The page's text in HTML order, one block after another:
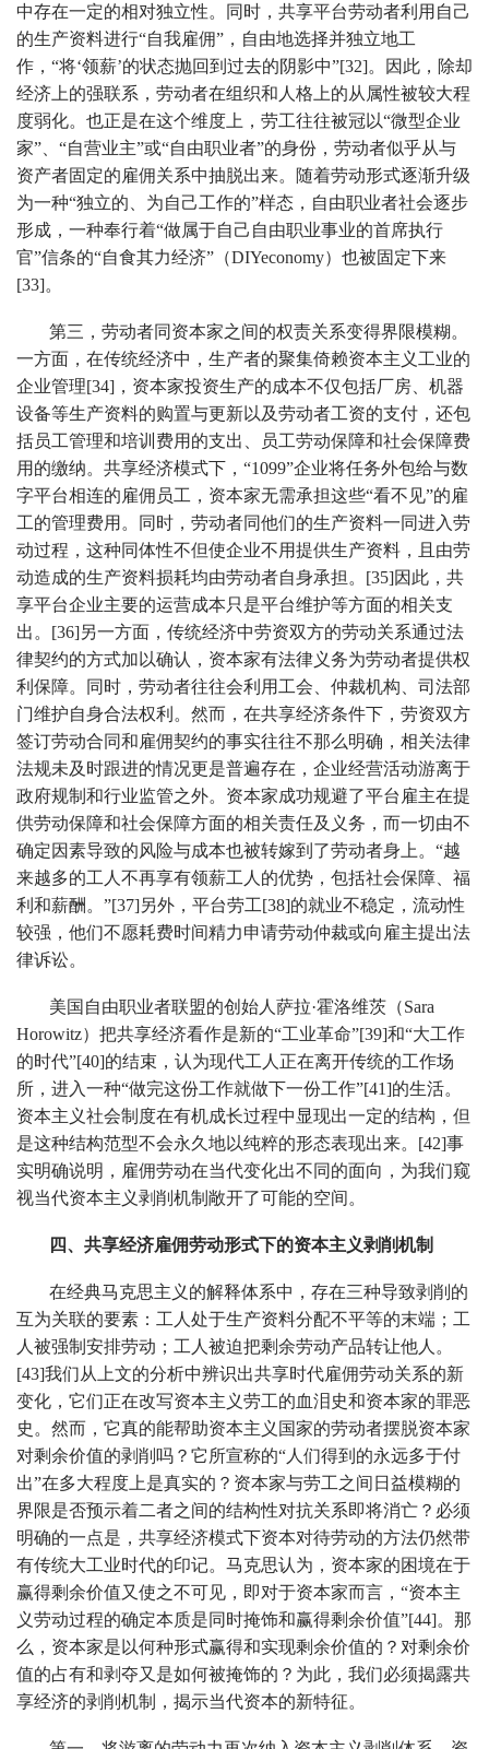
中存在一定的相对独立性。同时，共享平台劳动者利用自己
的生产资料进行“自我雇佣”，自由地选择并独立地工
作，“将‘领薪’的状态抛回到过去的阴影中”[32]。因此，除却
经济上的强联系，劳动者在组织和人格上的从属性被较大程
度弱化。也正是在这个维度上，劳工往往被冠以“微型企业
家”、“自营业主”或“自由职业者”的身份，劳动者似乎从与
资产者固定的雇佣关系中抽脱出来。随着劳动形式逐渐升级
为一种“独立的、为自己工作的”样态，自由职业者社会逐步
形成，一种奉行着“做属于自己自由职业事业的首席执行
官”信条的“自食其力经济”（DIYeconomy）也被固定下来
[33]。
第三，劳动者同资本家之间的权责关系变得界限模糊。
一方面，在传统经济中，生产者的聚集倚赖资本主义工业的
企业管理[34]，资本家投资生产的成本不仅包括厂房、机器
设备等生产资料的购置与更新以及劳动者工资的支付，还包
括员工管理和培训费用的支出、员工劳动保障和社会保障费
用的缴纳。共享经济模式下，“1099”企业将任务外包给与数
字平台相连的雇佣员工，资本家无需承担这些“看不见”的雇
工的管理费用。同时，劳动者同他们的生产资料一同进入劳
动过程，这种同体性不但使企业不用提供生产资料，且由劳
动造成的生产资料损耗均由劳动者自身承担。[35]因此，共
享平台企业主要的运营成本只是平台维护等方面的相关支
出。[36]另一方面，传统经济中劳资双方的劳动关系通过法
律契约的方式加以确认，资本家有法律义务为劳动者提供权
利保障。同时，劳动者往往会利用工会、仲裁机构、司法部
门维护自身合法权利。然而，在共享经济条件下，劳资双方
签订劳动合同和雇佣契约的事实往往不那么明确，相关法律
法规未及时跟进的情况更是普遍存在，企业经营活动游离于
政府规制和行业监管之外。资本家成功规避了平台雇主在提
供劳动保障和社会保障方面的相关责任及义务，而一切由不
确定因素导致的风险与成本也被转嫁到了劳动者身上。“越
来越多的工人不再享有领薪工人的优势，包括社会保障、福
利和薪酬。”[37]另外，平台劳工[38]的就业不稳定，流动性
较强，他们不愿耗费时间精力申请劳动仲裁或向雇主提出法
律诉讼。
美国自由职业者联盟的创始人萨拉·霍洛维茨（Sara
Horowitz）把共享经济看作是新的“工业革命”[39]和“大工作
的时代”[40]的结束，认为现代工人正在离开传统的工作场
所，进入一种“做完这份工作就做下一份工作”[41]的生活。
资本主义社会制度在有机成长过程中显现出一定的结构，但
是这种结构范型不会永久地以纯粹的形态表现出来。[42]事
实明确说明，雇佣劳动在当代变化出不同的面向，为我们窥
视当代资本主义剥削机制敞开了可能的空间。
四、共享经济雇佣劳动形式下的资本主义剥削机制
在经典马克思主义的解释体系中，存在三种导致剥削的
互为关联的要素：工人处于生产资料分配不平等的末端；工
人被强制安排劳动；工人被迫把剩余劳动产品转让他人。
[43]我们从上文的分析中辨识出共享时代雇佣劳动关系的新
变化，它们正在改写资本主义劳工的血泪史和资本家的罪恶
史。然而，它真的能帮助资本主义国家的劳动者摆脱资本家
对剩余价值的剥削吗？它所宣称的“人们得到的永远多于付
出”在多大程度上是真实的？资本家与劳工之间日益模糊的
界限是否预示着二者之间的结构性对抗关系即将消亡？必须
明确的一点是，共享经济模式下资本对待劳动的方法仍然带
有传统大工业时代的印记。马克思认为，资本家的困境在于
赢得剩余价值又使之不可见，即对于资本家而言，“资本主
义劳动过程的确定本质是同时掩饰和赢得剩余价值”[44]。那
么，资本家是以何种形式赢得和实现剩余价值的？对剩余价
值的占有和剥夺又是如何被掩饰的？为此，我们必须揭露共
享经济的剥削机制，揭示当代资本的新特征。